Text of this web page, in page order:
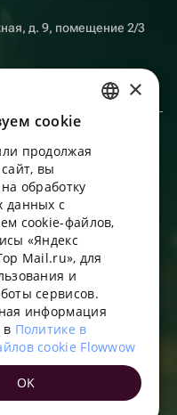
д. 9, помещение 2/3
области информационных
по размещению
реализации товаров.
в реестр
вычислительных машин и
«ФЛАУВАУ»
Муниципальный округ
9, помещ. 2/3.
ENGLISH
UKRAINIAN
PORTUGUESE
FRENCH
TURKISH
×
сookie
продолжая
вы
обработку
данных с
cookie-файлов,
«Яндекс
Mail.ru», для
и
сервисов.
информация
в Политике в
cookie Flowwow
OK